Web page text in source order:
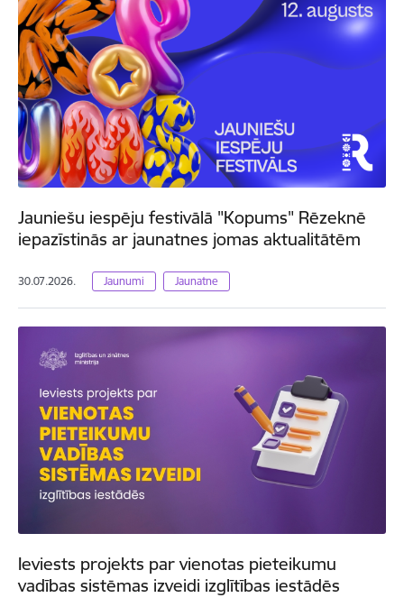
Jauniešu iespēju festivālā "Kopums" Rēzeknē
iepazīstinās ar jaunatnes jomas aktualitātēm
30.07.2026. Jaunumi Jaunatne
Ieviests projekts par vienotas pieteikumu
vadības sistēmas izveidi izglītības iestādēs